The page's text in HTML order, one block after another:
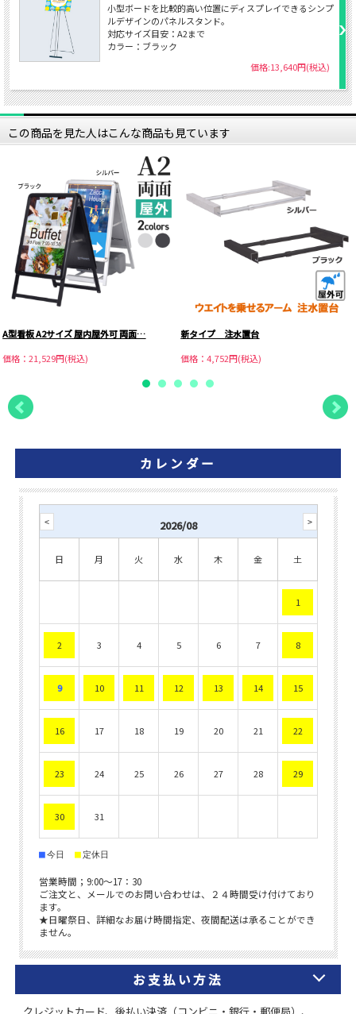
小型ボードを比較的高い位置にディスプレイできるシンプ
ルデザインのパネルスタンド。
対応サイズ目安：A2まで
カラー：ブラック
価格:13,640円(税込)
この商品を見た人はこんな商品も見ています
A型看板 A2サイズ 屋内屋外可 両面…
価格：21,529円(税込)
新タイプ 注水置台
価格：4,752円(税込)
カレンダー
お支払い方法